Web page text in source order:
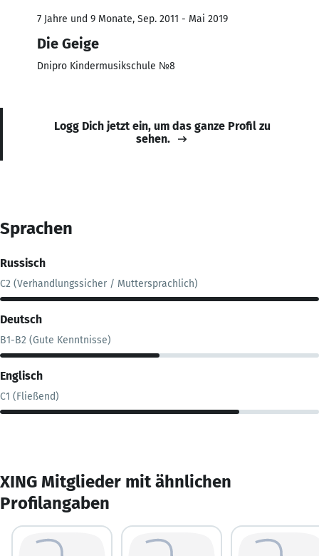
7 Jahre und 9 Monate, Sep. 2011 - Mai 2019
Die Geige
Dnipro Kindermusikschule №8
Logg Dich jetzt ein, um das ganze Profil zu
sehen.
Sprachen
Russisch
C2 (Verhandlungssicher / Muttersprachlich)
Deutsch
B1-B2 (Gute Kenntnisse)
Englisch
C1 (Fließend)
XING Mitglieder mit ähnlichen
Profilangaben